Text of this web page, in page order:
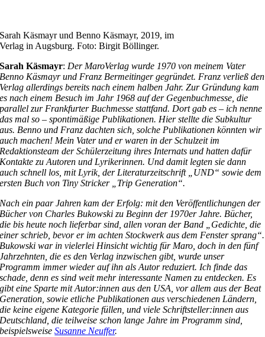
Sarah Käsmayr und Benno Käsmayr, 2019, im
Verlag in Augsburg. Foto: Birgit Böllinger.
Sarah Käsmayr: Der MaroVerlag wurde 1970 von meinem Vater
Benno Käsmayr und Franz Bermeitinger gegründet. Franz verließ den
Verlag allerdings bereits nach einem halben Jahr. Zur Gründung kam
es nach einem Besuch im Jahr 1968 auf der Gegenbuchmesse, die
parallel zur Frankfurter Buchmesse stattfand. Dort gab es – ich nenne
das mal so – spontimäßige Publikationen. Hier stellte die Subkultur
aus. Benno und Franz dachten sich, solche Publikationen könnten wir
auch machen! Mein Vater und er waren in der Schulzeit im
Redaktionsteam der Schülerzeitung ihres Internats und hatten dafür
Kontakte zu Autoren und Lyrikerinnen. Und damit legten sie dann
auch schnell los, mit Lyrik, der Literaturzeitschrift „UND“ sowie dem
ersten Buch von Tiny Stricker „Trip Generation“.
Nach ein paar Jahren kam der Erfolg: mit den Veröffentlichungen der
Bücher von Charles Bukowski zu Beginn der 1970er Jahre. Bücher,
die bis heute noch lieferbar sind, allen voran der Band „Gedichte, die
einer schrieb, bevor er im achten Stockwerk aus dem Fenster sprang“.
Bukowski war in vielerlei Hinsicht wichtig für Maro, doch in den fünf
Jahrzehnten, die es den Verlag inzwischen gibt, wurde unser
Programm immer wieder auf ihn als Autor reduziert. Ich finde das
schade, denn es sind weit mehr interessante Namen zu entdecken. Es
gibt eine Sparte mit Autor:innen aus den USA, vor allem aus der Beat
Generation, sowie etliche Publikationen aus verschiedenen Ländern,
die keine eigene Kategorie füllen, und viele Schriftsteller:innen aus
Deutschland, die teilweise schon lange Jahre im Programm sind,
beispielsweiseSusanne Neuffer.